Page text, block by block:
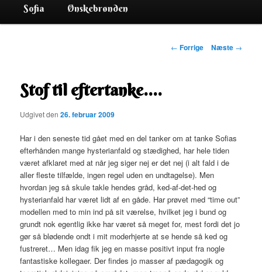
Sofia Ønskebrønden
Indlægsnavigation
← Forrige Næste →
Stof til eftertanke….
Udgivet den26. februar 2009
Har i den seneste tid gået med en del tanker om at tanke Sofias
efterhånden mange hysterianfald og stædighed, har hele tiden
været afklaret med at når jeg siger nej er det nej (i alt fald i de
aller fleste tilfælde, ingen regel uden en undtagelse). Men
hvordan jeg så skule takle hendes gråd, ked-af-det-hed og
hysterianfald har været lidt af en gåde. Har prøvet med “time out”
modellen med to min ind på sit værelse, hvilket jeg i bund og
grundt nok egentlig ikke har været så meget for, mest fordi det jo
gør så blødende ondt i mit moderhjerte at se hende så ked og
fustreret… Men idag fik jeg en masse positivt input fra nogle
fantastiske kollegaer. Der findes jo masser af pædagogik og